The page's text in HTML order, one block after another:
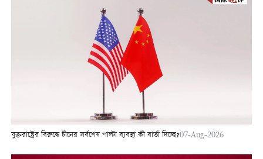
যুক্তরাষ্ট্রের বিরুদ্ধে চীনের সর্বশেষ পাল্টা ব্যবস্থা কী বার্তা দিচ্ছে?07-Aug-2026